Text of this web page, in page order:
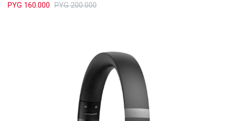
PYG 160.000 PYG 200.000